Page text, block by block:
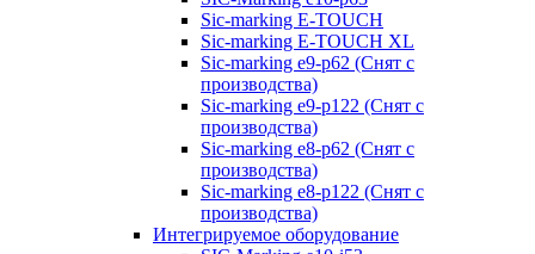
Sic-marking E-TOUCH
Sic-marking E-TOUCH XL
Sic-marking e9-p62 (Снят с
производства)
Sic-marking e9-p122 (Снят с
производства)
Sic-marking e8-p62 (Снят с
производства)
Sic-marking e8-p122 (Снят с
производства)
Интегрируемое оборудование